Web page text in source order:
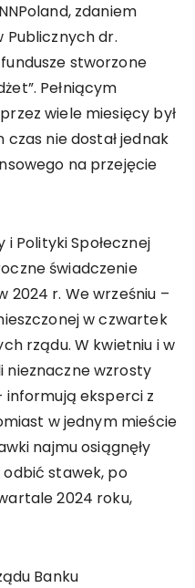
zdaniem
Publicznych dr.
stworzone
Pełniącym
wiele miesięcy był
czas nie dostał jednak
na przejęcie
Polityki Społecznej
świadczenie
2024 r. We wrześniu –
w czwartek
rządu. W kwietniu i w
wzrosty
informują eksperci z
w jednym mieście
najmu osiągnęły
stawek, po
2024 roku,
Banku